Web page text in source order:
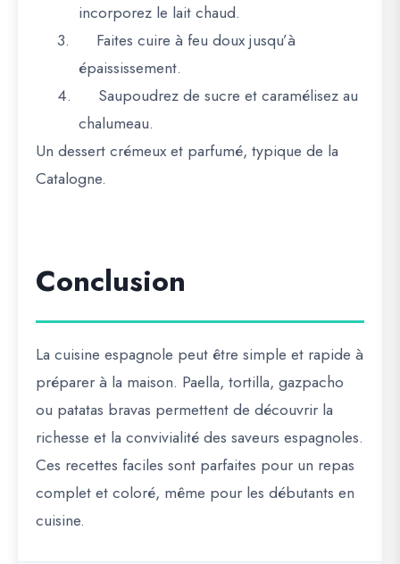
incorporez le lait chaud.
3.
Faites cuire à feu doux jusqu’à
épaississement.
4.
Saupoudrez de sucre et caramélisez au
chalumeau.
Un dessert crémeux et parfumé, typique de la
Catalogne.
Conclusion
La cuisine espagnole peut être simple et rapide à
préparer à la maison. Paella, tortilla, gazpacho
ou patatas bravas permettent de découvrir la
richesse et la convivialité des saveurs espagnoles.
Ces recettes faciles sont parfaites pour un repas
complet et coloré, même pour les débutants en
cuisine.